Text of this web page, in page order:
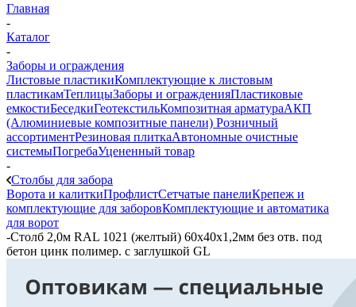
Главная
-
Каталог
-
Заборы и ограждения
Листовые пластикиКомплектующие к листовым
пластикамТеплицыЗаборы и огражденияПластиковые
емкостиБеседкиГеотекстильКомпозитная арматураАКП
(Алюминиевые композитные панели) Розничный
ассортиментРезиновая плиткаАвтономные очистные
системыПогребаУцененный товар
-
Столбы для забора
Ворота и калиткиПрофлистСетчатые панелиКрепеж и
комплектующие для заборовКомплектующие и автоматика
для ворот
-Столб 2,0м RAL 1021 (желтый) 60х40х1,2мм без отв. под
бетон цинк полимер. с заглушкой GL